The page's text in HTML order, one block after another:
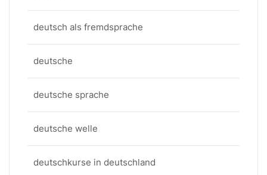
deutsch als fremdsprache
deutsche
deutsche sprache
deutsche welle
deutschkurse in deutschland